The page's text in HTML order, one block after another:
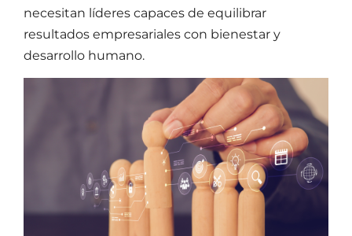
necesitan líderes capaces de equilibrar
resultados empresariales con bienestar y
desarrollo humano.